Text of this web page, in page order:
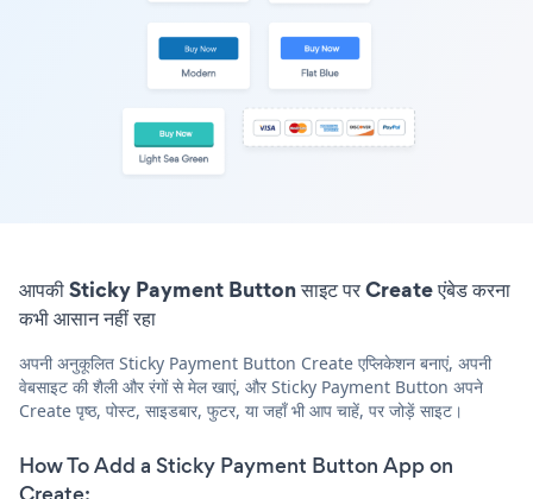
आपकी Sticky Payment Button साइट पर Create एंबेड करना
कभी आसान नहीं रहा
अपनी अनुकूलित Sticky Payment Button Create एप्लिकेशन बनाएं, अपनी
वेबसाइट की शैली और रंगों से मेल खाएं, और Sticky Payment Button अपने
Create पृष्ठ, पोस्ट, साइडबार, फुटर, या जहाँ भी आप चाहें, पर जोड़ें साइट।
How To Add a Sticky Payment Button App on